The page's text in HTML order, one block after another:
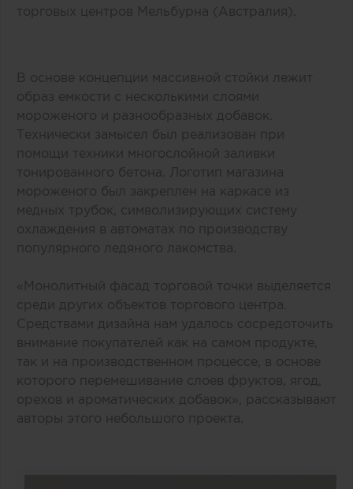
торговых центров Мельбурна (Австралия).
В основе концепции массивной стойки лежит
образ емкости с несколькими слоями
мороженого и разнообразных добавок.
Технически замысел был реализован при
помощи техники многослойной заливки
тонированного бетона. Логотип магазина
мороженого был закреплен на каркасе из
медных трубок, символизирующих систему
охлаждения в автоматах по производству
популярного ледяного лакомства.
«Монолитный фасад торговой точки выделяется
среди других объектов торгового центра.
Средствами дизайна нам удалось сосредоточить
внимание покупателей как на самом продукте,
так и на производственном процессе, в основе
которого перемешивание слоев фруктов, ягод,
орехов и ароматических добавок», рассказывают
авторы этого небольшого проекта.